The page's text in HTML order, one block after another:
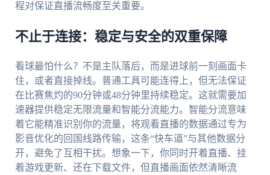
程对保证直播流畅度至关重要。
不止于连接：稳定与安全的双重保障
看球最怕什么？不是主队落后，而是进球前一刻画面卡
住，或者直接掉线。普通工具可能连得上，但无法保证
在比赛焦灼的90分钟或48分钟里持续稳定。这就需要加
速器提供稳定无限流量和智能分流能力。智能分流意味
着它能精准识别你的流量，将观看直播的数据通过专为
影音优化的回国线路传输，这条“快车道”与其他数据分
开，避免了互相干扰。想象一下，你同时开着直播、挂
着游戏更新、还在下载文件，但直播画面依然清晰流